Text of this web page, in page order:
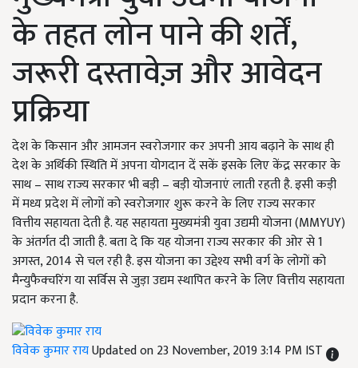
के तहत लोन पाने की शर्तें,
जरूरी दस्तावेज़ और आवेदन
प्रक्रिया
देश के किसान और आमजन स्वरोजगार कर अपनी आय बढ़ाने के साथ ही
देश के अर्थिकी स्थिति में अपना योगदान दें सकें इसके लिए केंद्र सरकार के
साथ – साथ राज्य सरकार भी बड़ी – बड़ी योजनाएं लाती रहती है. इसी कड़ी
में मध्य प्रदेश में लोगों को स्वरोजगार शुरू करने के लिए राज्य सरकार
वित्तीय सहायता देती है. यह सहायता मुख्यमंत्री युवा उद्यमी योजना (MMYUY)
के अंतर्गत दी जाती है. बता दे कि यह योजना राज्य सरकार की ओर से 1
अगस्त, 2014 से चल रही है. इस योजना का उद्देश्य सभी वर्ग के लोगों को
मैन्युफैक्चरिंग या सर्विस से जुड़ा उद्यम स्थापित करने के लिए वित्तीय सहायता
प्रदान करना है.
विवेक कुमार रायUpdated on 23 November, 2019 3:14 PM IST